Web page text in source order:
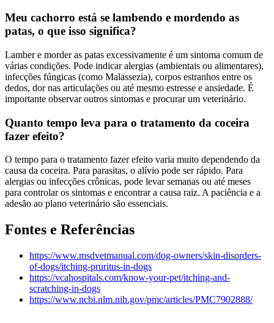
Meu cachorro está se lambendo e mordendo as
patas, o que isso significa?
Lamber e morder as patas excessivamente é um sintoma comum de
várias condições. Pode indicar alergias (ambientais ou alimentares),
infecções fúngicas (como Malassezia), corpos estranhos entre os
dedos, dor nas articulações ou até mesmo estresse e ansiedade. É
importante observar outros sintomas e procurar um veterinário.
Quanto tempo leva para o tratamento da coceira
fazer efeito?
O tempo para o tratamento fazer efeito varia muito dependendo da
causa da coceira. Para parasitas, o alívio pode ser rápido. Para
alergias ou infecções crônicas, pode levar semanas ou até meses
para controlar os sintomas e encontrar a causa raiz. A paciência e a
adesão ao plano veterinário são essenciais.
Fontes e Referências
https://www.msdvetmanual.com/dog-owners/skin-disorders-
of-dogs/itching-pruritus-in-dogs
https://vcahospitals.com/know-your-pet/itching-and-
scratching-in-dogs
https://www.ncbi.nlm.nih.gov/pmc/articles/PMC7902888/